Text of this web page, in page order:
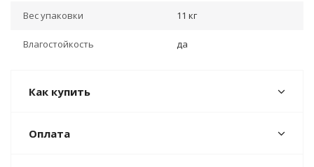
Вес упаковки 11 кг
Влагостойкость да
Как купить
Оплата